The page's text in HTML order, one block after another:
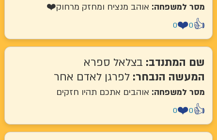
מסר למשפחה: אוהב מנציח ומחזק מרחוק❤️
👍
0
❤️
0
שם המתנדב: בצלאל ספרא
המעשה הנבחר: לפרגן לאדם אחר
מסר למשפחה: אוהבים אתכם תהיו חזקים
👍
0
❤️
0